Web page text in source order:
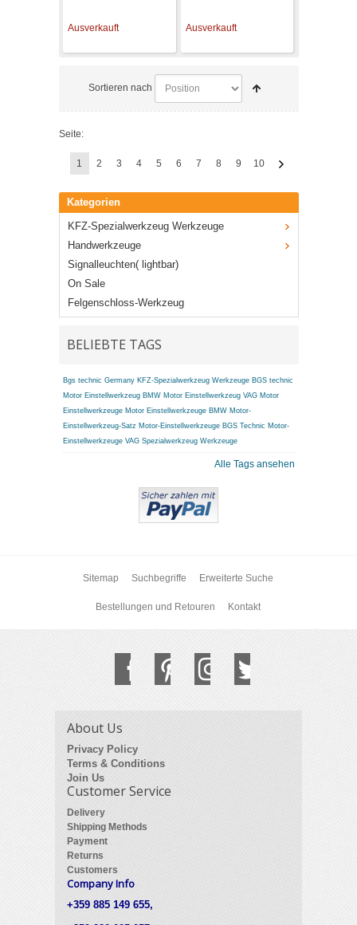
Ausverkauft Ausverkauft
Sortieren nach
Seite:
1 2 3 4 5 6 7 8 9 10
Kategorien
KFZ-Spezialwerkzeug Werkzeuge
Handwerkzeuge
Signalleuchten( lightbar)
On Sale
Felgenschloss-Werkzeug
BELIEBTE TAGS
Bgs technic Germany KFZ-Spezialwerkzeug Werkzeuge BGS technic
Motor Einstellwerkzeug BMW Motor Einstellwerkzeug VAG Motor
Einstellwerkzeuge Motor Einstellwerkzeuge BMW Motor-
Einstellwerkzeug-Satz Motor-Einstellwerkzeuge BGS Technic Motor-
Einstellwerkzeuge VAG Spezialwerkzeug Werkzeuge
Alle Tags ansehen
Sitemap Suchbegriffe Erweiterte Suche
Bestellungen und Retouren Kontakt
About Us
Privacy Policy
Terms & Conditions
Join Us
Customer Service
Delivery
Shipping Methods
Payment
Returns
Customers
Company Info
+359 885 149 655,